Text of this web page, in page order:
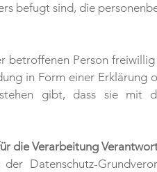
befugt sind, die
betroffenen Person
in Form einer
gibt, dass sie mit
die Verarbeitung
Datenschutz-